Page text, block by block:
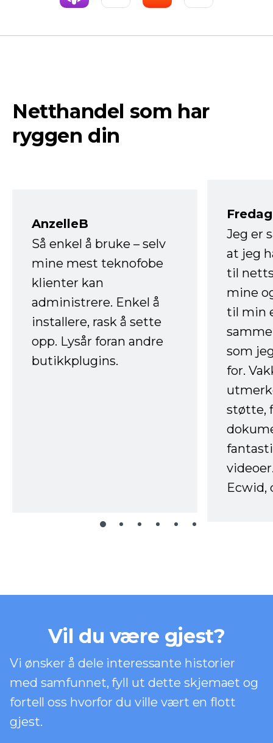
Netthandel som har
ryggen din
AnzelleB
Så enkel å bruke – selv
mine mest teknofobe
klienter kan
administrere. Enkel å
installere, rask å sette
opp. Lysår foran andre
butikkplugins.
Jeg er
at jeg
til
mine
til min
som
for.
støtte,
Ecwid,
Vil du være gjest?
Vi ønsker å dele interessante historier
med samfunnet, fyll ut dette skjemaet og
fortell oss hvorfor du ville vært en flott
gjest.